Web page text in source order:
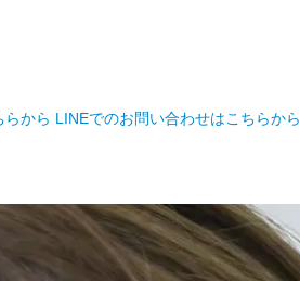
らから LINEでのお問い合わせはこちらから